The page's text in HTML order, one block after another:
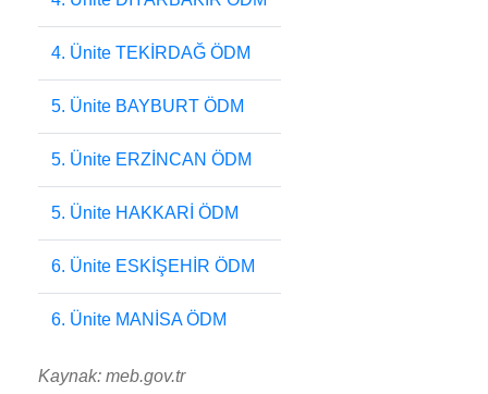
4. Ünite TEKİRDAĞ ÖDM
5. Ünite BAYBURT ÖDM
5. Ünite ERZİNCAN ÖDM
5. Ünite HAKKARİ ÖDM
6. Ünite ESKİŞEHİR ÖDM
6. Ünite MANİSA ÖDM
Kaynak: meb.gov.tr